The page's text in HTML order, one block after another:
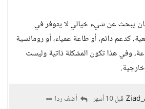
يبحث عن شيء خيالي لا يتوفر في
كدعم دائم، أو طاعة عمياء، أو رومانسية
24 ساعة، وفي هذا تكون المشكلة ذاتية وليست
قبل 10 أشهر أضف ردا